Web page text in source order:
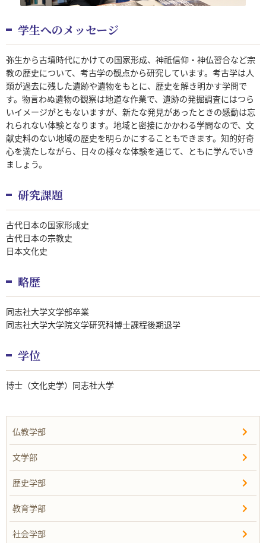
学生へのメッセージ
弥生から古墳時代にかけての国家形成、神祇信仰・神仏習合など宗
教の歴史について、考古学の観点から研究しています。考古学は人
類が過去に残した遺跡や遺物をもとに、歴史を解き明かす学問で
す。物言わぬ遺物の観察は地道な作業で、遺跡の発掘調査にはつら
いイメージがともないますが、新たな発見があったときの感動は忘
れられない体験となります。地域と密接にかかわる学問なので、文
献史料のない地域の歴史を明らかにすることもできます。知的好奇
心を満たしながら、日々の様々な体験を通じて、ともに学んでいき
ましょう。
研究課題
古代日本の国家形成史
古代日本の宗教史
日本文化史
略歴
同志社大学文学部卒業
同志社大学大学院文学研究科博士課程後期退学
学位
博士（文化史学）同志社大学
仏教学部
文学部
歴史学部
教育学部
社会学部